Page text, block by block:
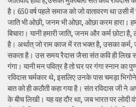
है। 650 वर्ष पहले समाज को जो वातावरण था उसी में
जाति भी ओछी, जनम भी ओछा, ओछा करम हारा।
बिचारा। यानी हमारी जाति, जनम और कर्म छोटा
है। अर्थात् जो राम काज में रत भक्त है, उसका
सकता है। उस समय रैदास जैसा संत कवि ही लिख
गंगा। यानी मन पवित्र है तो घर पर गंगा स्नान का
रविदास चर्मकार थे, इसलिए उनके पास चमड़ा
बात को ही कठौती कहा गया है। संत रविदास जी ने
के बीच लिखी। यह वह दौर था, जब भारत पर